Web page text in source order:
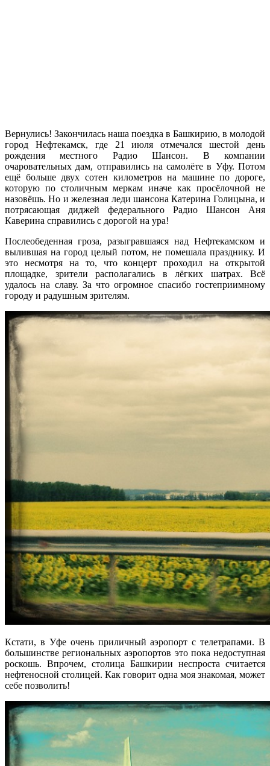
Вернулись! Закончилась наша поездка в Башкирию, в молодой
город Нефтекамск, где 21 июля отмечался шестой день
рождения местного Радио Шансон. В компании
очаровательных дам, отправились на самолёте в Уфу. Потом
ещё больше двух сотен километров на машине по дороге,
которую по столичным меркам иначе как просёлочной не
назовёшь. Но и железная леди шансона Катерина Голицына, и
потрясающая диджей федерального Радио Шансон Аня
Каверина справились с дорогой на ура!
Послеобеденная гроза, разыгравшаяся над Нефтекамском и
вылившая на город целый потом, не помешала празднику. И
это несмотря на то, что концерт проходил на открытой
площадке, зрители располагались в лёгких шатрах. Всё
удалось на славу. За что огромное спасибо гостеприимному
городу и радушным зрителям.
Кстати, в Уфе очень приличный аэропорт с телетрапами. В
большинстве региональных аэропортов это пока недоступная
роскошь. Впрочем, столица Башкирии неспроста считается
нефтеносной столицей. Как говорит одна моя знакомая, может
себе позволить!